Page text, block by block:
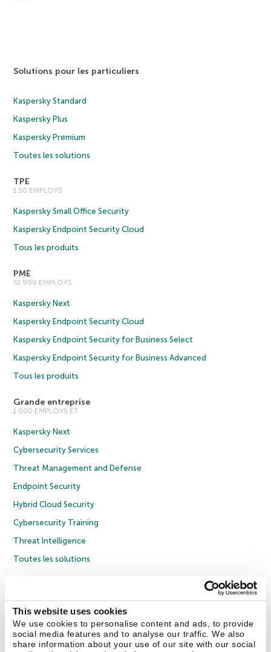
This website uses cookies
We use cookies to personalise content and ads, to provide
social media features and to analyse our traffic. We also
share information about your use of our site with our social
Solutions pour les particuliers
Kaspersky Standard
Kaspersky Plus
Kaspersky Premium
Toutes les solutions
TPE
1 50 EMPLOYS
Kaspersky Small Office Security
Kaspersky Endpoint Security Cloud
Tous les produits
PME
51 999 EMPLOYS
Kaspersky Next
Kaspersky Endpoint Security Cloud
Kaspersky Endpoint Security for Business Select
Kaspersky Endpoint Security for Business Advanced
Tous les produits
Grande entreprise
1 000 EMPLOYS ET
Kaspersky Next
Cybersecurity Services
Threat Management and Defense
Endpoint Security
Hybrid Cloud Security
Cybersecurity Training
Threat Intelligence
Toutes les solutions
Politique de confidentialité
Politique anticorruption
Contrat de licence grand public
Contrat de licence entreprises
Cookies
Nous contacter À propos Partenaires Blog Communiqués de presse